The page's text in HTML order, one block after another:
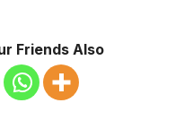
Friends Also